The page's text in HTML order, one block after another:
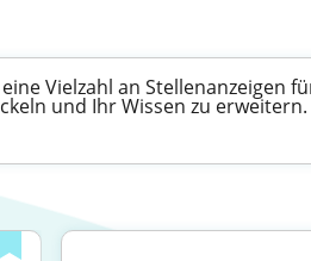
Vielzahl an Stellenanzeigen
und Ihr Wissen zu erweitern.